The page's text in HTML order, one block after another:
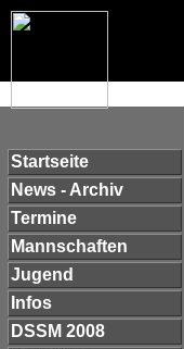
Startseite
News - Archiv
Termine
Mannschaften
Jugend
Infos
DSSM 2008